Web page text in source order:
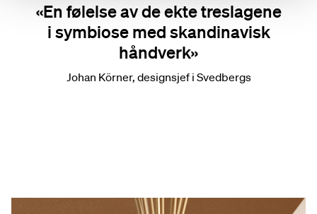
«En følelse av de ekte treslagene
i symbiose med skandinavisk
håndverk»
Johan Körner, designsjef i Svedbergs